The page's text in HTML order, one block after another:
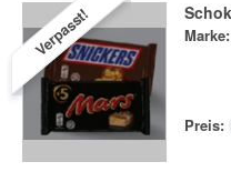
Verpasst! Marke:
Preis: